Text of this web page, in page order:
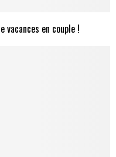
vacances en couple !